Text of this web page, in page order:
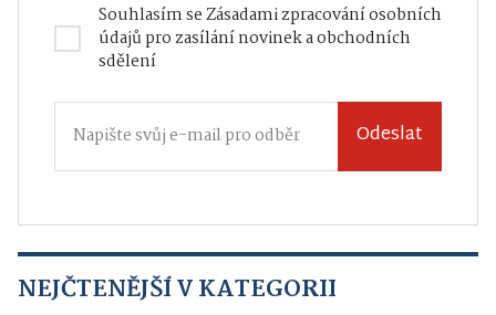
Souhlasím seZásadami zpracování osobních
údajůpro zasílání novinek a obchodních
sdělení
Odeslat
NEJČTENĚJŠÍ V KATEGORII